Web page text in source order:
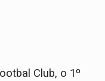
Club, o 1º